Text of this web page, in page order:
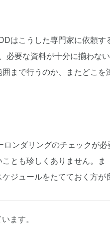
はこうした専門家に依頼す
必要な資料が十分に揃わな
まで行うのか、またどこを
ンダリングのチェックが必
とも珍しくありません。ま
ジュールをたてておく方が
ます。